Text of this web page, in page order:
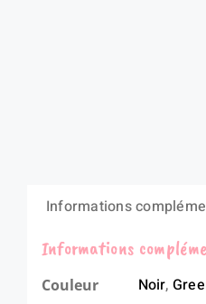
Informations
Informations
Couleur Noir,